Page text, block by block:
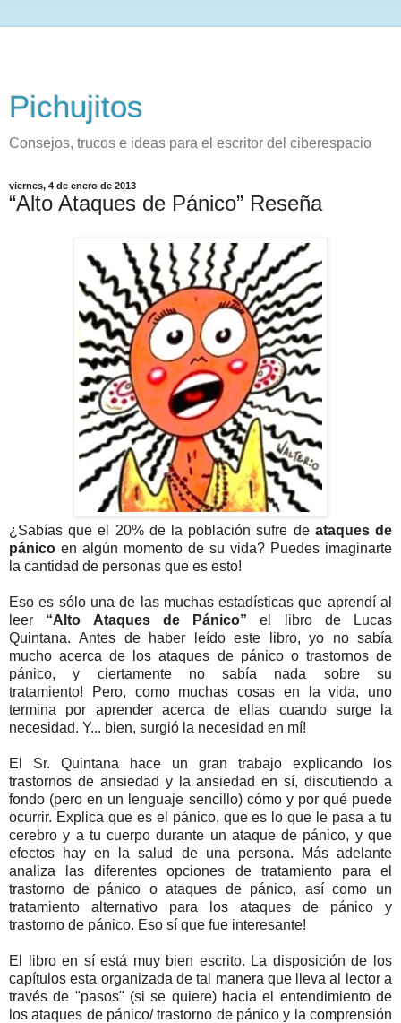
Pichujitos
Consejos, trucos e ideas para el escritor del ciberespacio
viernes, 4 de enero de 2013
“Alto Ataques de Pánico” Reseña
¿Sabías que el 20% de la población sufre de ataques de
pánico en algún momento de su vida? Puedes imaginarte
la cantidad de personas que es esto!
Eso es sólo una de las muchas estadísticas que aprendí al
leer “Alto Ataques de Pánico” el libro de Lucas
Quintana. Antes de haber leído este libro, yo no sabía
mucho acerca de los ataques de pánico o trastornos de
pánico, y ciertamente no sabía nada sobre su
tratamiento! Pero, como muchas cosas en la vida, uno
termina por aprender acerca de ellas cuando surge la
necesidad. Y... bien, surgió la necesidad en mí!
El Sr. Quintana hace un gran trabajo explicando los
trastornos de ansiedad y la ansiedad en sí, discutiendo a
fondo (pero en un lenguaje sencillo) cómo y por qué puede
ocurrir. Explica que es el pánico, que es lo que le pasa a tu
cerebro y a tu cuerpo durante un ataque de pánico, y que
efectos hay en la salud de una persona. Más adelante
analiza las diferentes opciones de tratamiento para el
trastorno de pánico o ataques de pánico, así como un
tratamiento alternativo para los ataques de pánico y
trastorno de pánico. Eso sí que fue interesante!
El libro en sí está muy bien escrito. La disposición de los
capítulos esta organizada de tal manera que lleva al lector a
través de "pasos" (si se quiere) hacia el entendimiento de
los ataques de pánico/ trastorno de pánico y la comprensión